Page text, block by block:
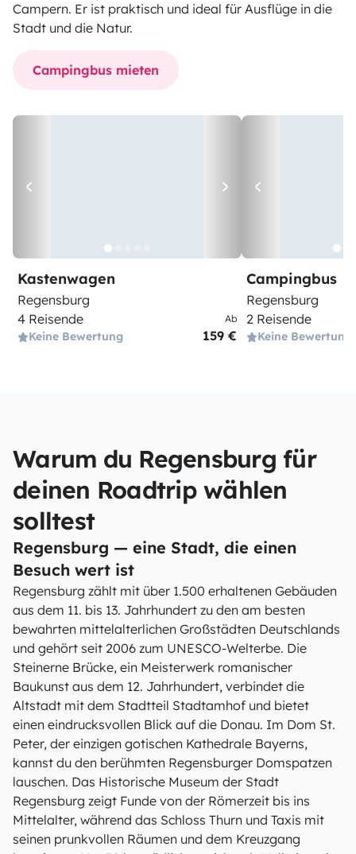
Campern. Er ist praktisch und ideal für Ausflüge in die
Stadt und die Natur.
Campingbus mieten
Kastenwagen
Regensburg
4 Reisende
Keine Bewertung
Ab
159 €
Campingbus
Regensburg
2 Reisende
Keine Bewertung
Warum du Regensburg für
deinen Roadtrip wählen
solltest
Regensburg — eine Stadt, die einen
Besuch wert ist
Regensburg zählt mit über 1.500 erhaltenen Gebäuden
aus dem 11. bis 13. Jahrhundert zu den am besten
bewahrten mittelalterlichen Großstädten Deutschlands
und gehört seit 2006 zum UNESCO-Welterbe. Die
Steinerne Brücke, ein Meisterwerk romanischer
Baukunst aus dem 12. Jahrhundert, verbindet die
Altstadt mit dem Stadtteil Stadtamhof und bietet
einen eindrucksvollen Blick auf die Donau. Im Dom St.
Peter, der einzigen gotischen Kathedrale Bayerns,
kannst du den berühmten Regensburger Domspatzen
lauschen. Das Historische Museum der Stadt
Regensburg zeigt Funde von der Römerzeit bis ins
Mittelalter, während das Schloss Thurn und Taxis mit
seinen prunkvollen Räumen und dem Kreuzgang